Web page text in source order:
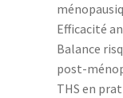
Efficacité
Balance
post-
THS en